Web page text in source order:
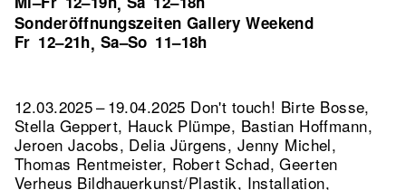
Sonderöffnungszeiten Gallery Weekend
Fr 12–21h, Sa–So 11–18h
12.03.2025 – 19.04.2025 Don't touch! Birte Bosse,
Stella Geppert, Hauck Plümpe, Bastian Hoffmann,
Jeroen Jacobs, Delia Jürgens, Jenny Michel,
Thomas Rentmeister, Robert Schad, Geerten
Verheus Bildhauerkunst/Plastik, Installation,